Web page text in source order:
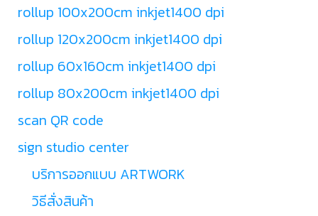
rollup 100x200cm inkjet1400 dpi
rollup 120x200cm inkjet1400 dpi
rollup 60x160cm inkjet1400 dpi
rollup 80x200cm inkjet1400 dpi
scan QR code
sign studio center
บริการออกแบบ ARTWORK
วิธีสั่งสินค้า